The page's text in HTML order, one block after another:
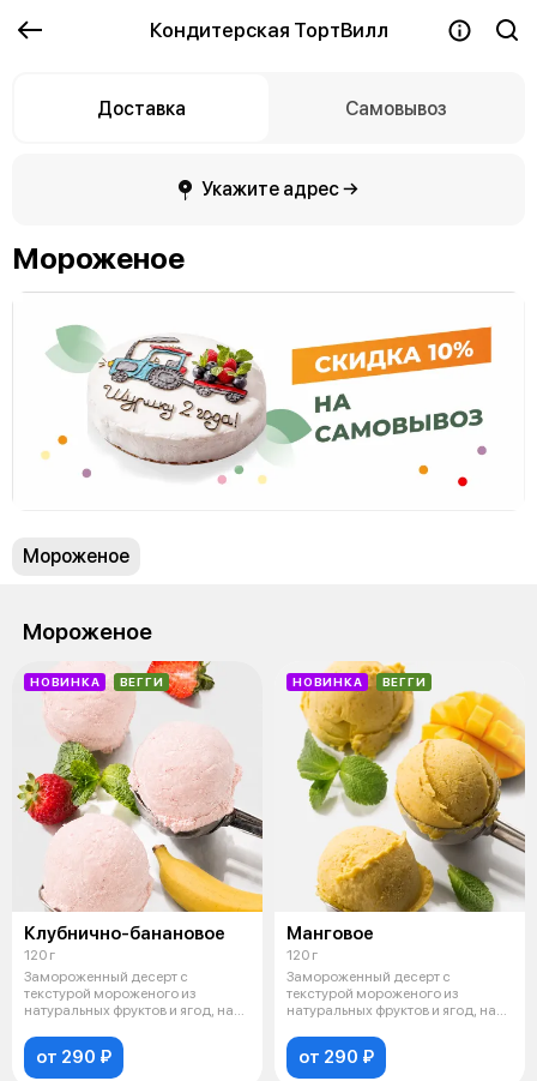
Кондитерская ТортВилл
Доставка Самовывоз
Укажите адрес →
Мороженое
Мороженое
Мороженое
НОВИНКА ВЕГГИ
Клубнично-банановое
120 г
Замороженный десерт с
текстурой мороженого из
натуральных фруктов и ягод, на
от 290 ₽
НОВИНКА ВЕГГИ
Манговое
120 г
Замороженный десерт с
текстурой мороженого из
натуральных фруктов и ягод, на
от 290 ₽